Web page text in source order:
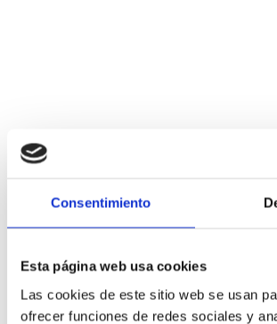
Consentimiento
Esta página web usa cookies
Las cookies de este sitio web se usan
ofrecer funciones de redes sociales y